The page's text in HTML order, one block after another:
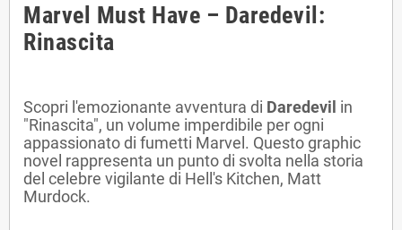
Marvel Must Have – Daredevil:
Rinascita
Scopri l'emozionante avventura di Daredevil in
"Rinascita", un volume imperdibile per ogni
appassionato di fumetti Marvel. Questo graphic
novel rappresenta un punto di svolta nella storia
del celebre vigilante di Hell's Kitchen, Matt
Murdock.